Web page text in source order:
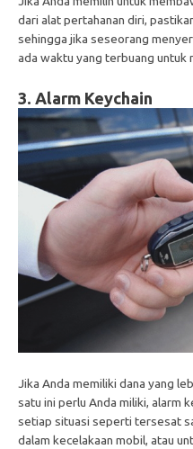
dari alat pertahanan diri,
sehingga jika seseorang
ada waktu yang terbuang untuk
3. Alarm Keychain
Jika Anda memiliki dana yang
satu ini perlu Anda miliki, alarm
setiap situasi seperti tersesat
dalam kecelakaan mobil, atau